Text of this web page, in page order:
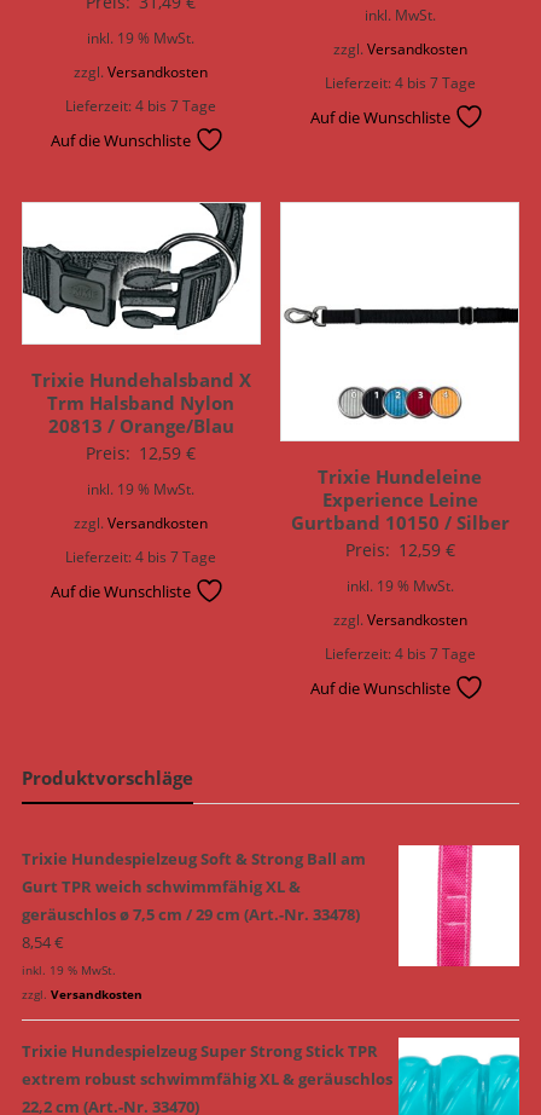
inkl. 19 % MwSt.
zzgl.Versandkosten
Lieferzeit:4 bis 7 Tage
Auf die Wunschliste
inkl. MwSt.
zzgl. Versandkosten
Lieferzeit:4 bis 7 Tage
Auf die Wunschliste
Trixie Hundehalsband X
Trm Halsband Nylon
20813 / Orange/Blau
Preis: 12,59€
inkl. 19 % MwSt.
zzgl.Versandkosten
Lieferzeit:4 bis 7 Tage
Auf die Wunschliste
Trixie Hundeleine
Experience Leine
Gurtband 10150 / Silber
Preis: 12,59 €
inkl. 19 % MwSt.
zzgl. Versandkosten
Lieferzeit:4 bis 7 Tage
Auf die Wunschliste
Produktvorschläge
Trixie Hundespielzeug Soft & Strong Ball am
Gurt TPR weich schwimmfähig XL &
geräuschlos ø 7,5 cm / 29 cm (Art.-Nr. 33478)
8,54€
inkl. 19 % MwSt.
zzgl. Versandkosten
Trixie Hundespielzeug Super Strong Stick TPR
extrem robust schwimmfähig XL & geräuschlos
22,2 cm (Art.-Nr. 33470)